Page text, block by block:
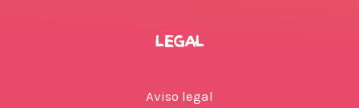
LEGAL
Aviso legal